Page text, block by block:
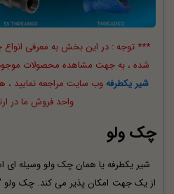
*** توجه : در این بخش به معرفی انواع
شده ، به جهت مشاهده محصولات
شیر یکطرفه وب سایت مراجعه نمایید
واحد فروش ما در
چک ولو
شیر یکطرفه یا همان چک ولو وسیله ای
از یک جهت امکان پذیر می کند. چک ولو "